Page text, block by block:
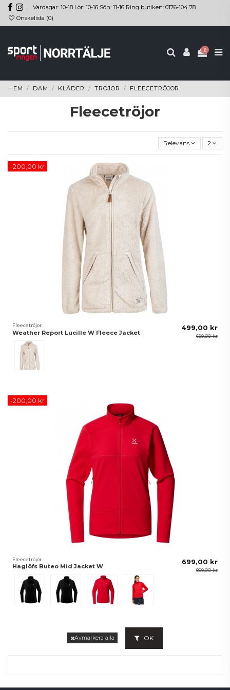
Vardagar: 10-18 Lör: 10-16 Sön: 11-16 Ring butiken: 0176-104 78
Önskelista (0)
0
HEM DAM KLÄDER TRÖJOR FLEECETRÖJOR
Fleecetröjor
Relevans 2
-200,00 kr
Fleecetröjor
Weather Report Lucille W Fleece Jacket
Vit
499,00 kr
699,00 kr
-200,00 kr
Fleecetröjor
Haglöfs Buteo Mid Jacket W
Svart True Black Bright Red Poppy Red
699,00 kr
899,00 kr
Avmarkera alla OK